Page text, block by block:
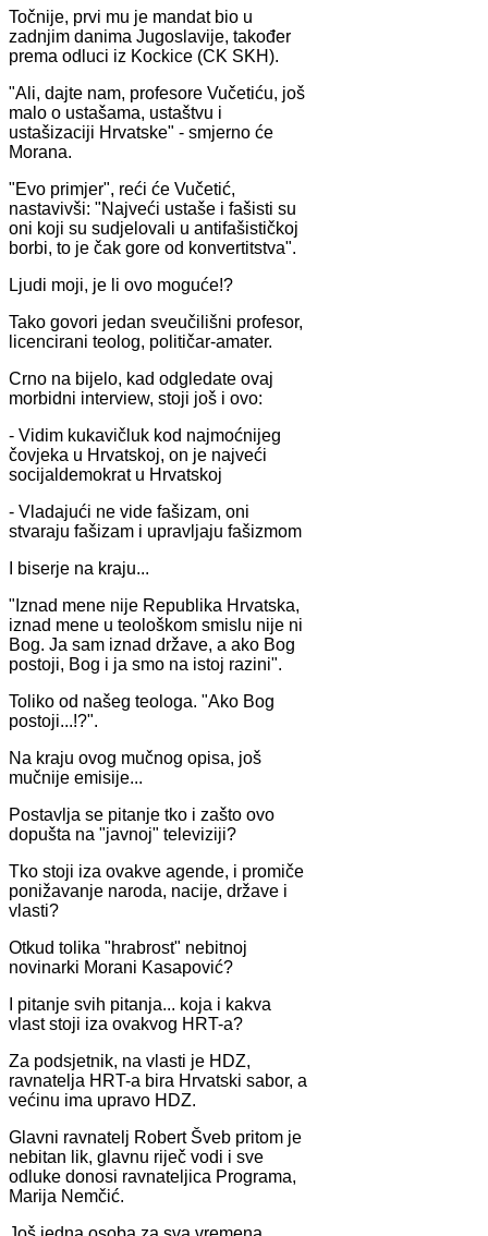
Točnije, prvi mu je mandat bio u
zadnjim danima Jugoslavije, također
prema odluci iz Kockice (CK SKH).
"Ali, dajte nam, profesore Vučetiću, još
malo o ustašama, ustaštvu i
ustašizaciji Hrvatske" - smjerno će
Morana.
"Evo primjer", reći će Vučetić,
nastavivši: "Najveći ustaše i fašisti su
oni koji su sudjelovali u antifašističkoj
borbi, to je čak gore od konvertitstva".
Ljudi moji, je li ovo moguće!?
Tako govori jedan sveučilišni profesor,
licencirani teolog, političar-amater.
Crno na bijelo, kad odgledate ovaj
morbidni interview, stoji još i ovo:
- Vidim kukavičluk kod najmoćnijeg
čovjeka u Hrvatskoj, on je najveći
socijaldemokrat u Hrvatskoj
- Vladajući ne vide fašizam, oni
stvaraju fašizam i upravljaju fašizmom
I biserje na kraju...
"Iznad mene nije Republika Hrvatska,
iznad mene u teološkom smislu nije ni
Bog. Ja sam iznad države, a ako Bog
postoji, Bog i ja smo na istoj razini".
Toliko od našeg teologa. "Ako Bog
postoji...!?".
Na kraju ovog mučnog opisa, još
mučnije emisije...
Postavlja se pitanje tko i zašto ovo
dopušta na "javnoj" televiziji?
Tko stoji iza ovakve agende, i promiče
ponižavanje naroda, nacije, države i
vlasti?
Otkud tolika "hrabrost" nebitnoj
novinarki Morani Kasapović?
I pitanje svih pitanja... koja i kakva
vlast stoji iza ovakvog HRT-a?
Za podsjetnik, na vlasti je HDZ,
ravnatelja HRT-a bira Hrvatski sabor, a
većinu ima upravo HDZ.
Glavni ravnatelj Robert Šveb pritom je
nebitan lik, glavnu riječ vodi i sve
odluke donosi ravnateljica Programa,
Marija Nemčić.